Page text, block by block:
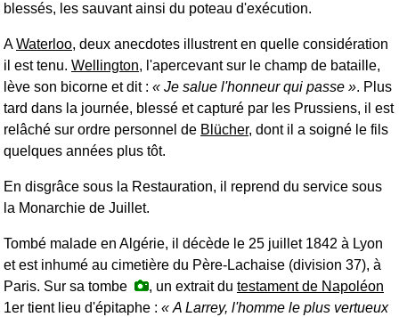
blessés, les sauvant ainsi du poteau d'exécution.
AWaterloo, deux anecdotes illustrent en quelle considération
il est tenu. Wellington, l'apercevant sur le champ de bataille,
lève son bicorne et dit :
Je salue l'honneur qui passe
. Plus
tard dans la journée, blessé et capturé par les Prussiens, il est
relâché sur ordre personnel de Blücher, dont il a soigné le fils
quelques années plus tôt.
En disgrâce sous la Restauration, il reprend du service sous
la Monarchie de Juillet.
Tombé malade en Algérie, il décède le 25 juillet 1842 à Lyon
et est inhumé au cimetière du Père-Lachaise (division 37), à
Paris. Sur sa tombe
, un extrait du testament de Napoléon
1er tient lieu d'épitaphe :
A Larrey, l'homme le plus vertueux